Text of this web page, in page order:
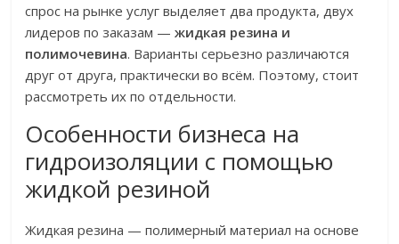
спрос на рынке услуг выделяет два продукта, двух
лидеров по заказам —жидкая резина и
полимочевина. Варианты серьезно различаются
друг от друга, практически во всём. Поэтому, стоит
рассмотреть их по отдельности.
Особенности бизнеса на
гидроизоляции с помощью
жидкой резиной
Жидкая резина — полимерный материал на основе